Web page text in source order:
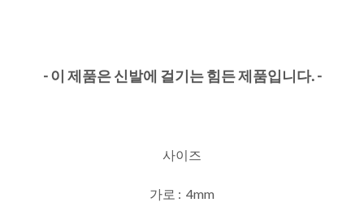
- 이 제품은 신발에 걸기는 힘든 제품입니다. -
사이즈
가로 : 4mm